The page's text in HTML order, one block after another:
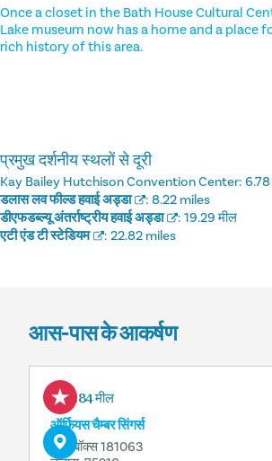
Once a closet in the Bath House Cultural
Lake museum now has a home and a place
rich history of this area.
प्रमुख दर्शनीय स्थलों से दूरी
Kay Bailey Hutchison Convention Center:
डलास लव फील्ड हवाई अड्डा
: 8.22 miles
डीएफडब्ल्यू अंतर्राष्ट्रीय हवाई अड्डा
: 19.29 मील
एटी एंड टी स्टेडियम
: 22.82 miles
आस-पास के आकर्षण
0.84 मील
ऑर्फ़ियस चैम्बर सिंगर्स
पीओ बॉक्स 181063